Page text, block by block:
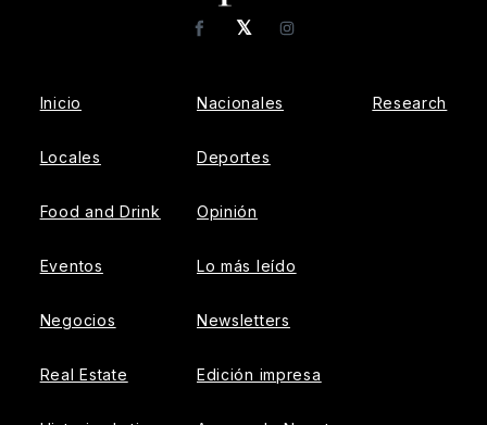
𝕏
FacebookInstagram
Inicio
Locales
Food and Drink
Eventos
Negocios
Real Estate
Nacionales
Deportes
Opinión
Lo más leído
Newsletters
Edición impresa
Research